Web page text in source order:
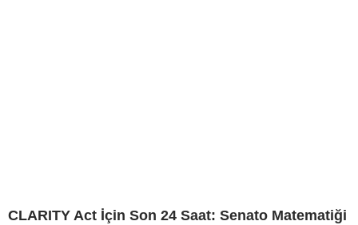
CLARITY Act İçin Son 24 Saat: Senato Matematiği